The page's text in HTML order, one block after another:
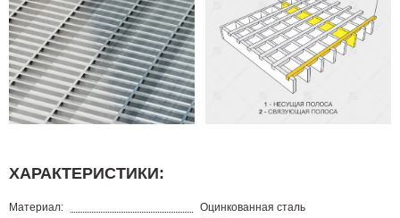
ХАРАКТЕРИСТИКИ:
Материал:
Оцинкованная сталь